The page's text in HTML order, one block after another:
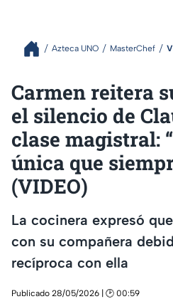
Azteca UNO MasterChef
Carmen reitera
el silencio de
clase magistral:
única que
(VIDEO)
La cocinera expresó
con su compañera
recíproca con ella
Publicado 28/05/2026 | 🕑 00:59